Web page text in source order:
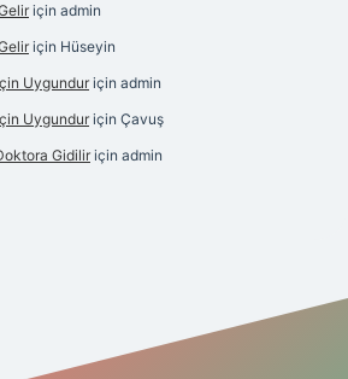
için admin
için Hüseyin
Uygundur için admin
Uygundur için Çavuş
Gidilir için admin